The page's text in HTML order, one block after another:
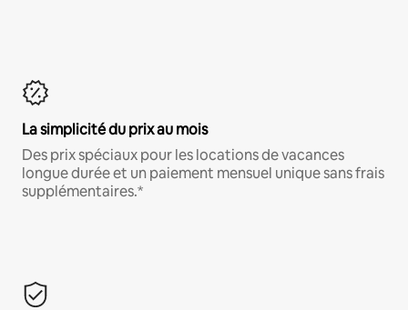
La simplicité du prix au mois
Des prix spéciaux pour les locations de vacances
longue durée et un paiement mensuel unique sans frais
supplémentaires.*